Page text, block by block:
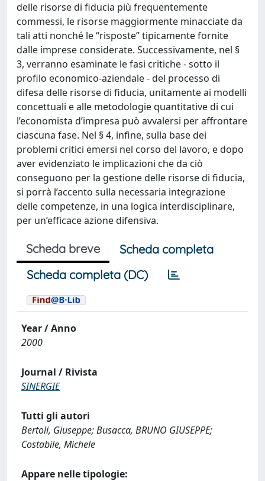
delle risorse di fiducia più frequentemente
commessi, le risorse maggiormente minacciate da
tali atti nonché le “risposte” tipicamente fornite
dalle imprese considerate. Successivamente, nel §
3, verranno esaminate le fasi critiche - sotto il
profilo economico-aziendale - del processo di
difesa delle risorse di fiducia, unitamente ai modelli
concettuali e alle metodologie quantitative di cui
l’economista d’impresa può avvalersi per affrontare
ciascuna fase. Nel § 4, infine, sulla base dei
problemi critici emersi nel corso del lavoro, e dopo
aver evidenziato le implicazioni che da ciò
conseguono per la gestione delle risorse di fiducia,
si porrà l’accento sulla necessaria integrazione
delle competenze, in una logica interdisciplinare,
per un’efficace azione difensiva.
Scheda breve
Scheda completa
Scheda completa (DC)
Year / Anno
2000
Journal / Rivista
SINERGIE
Tutti gli autori
Bertoli, Giuseppe; Busacca, BRUNO GIUSEPPE;
Costabile, Michele
Appare nelle tipologie: